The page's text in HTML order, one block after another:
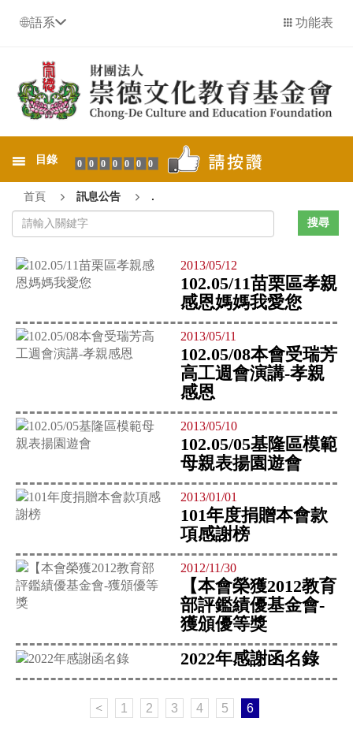
語系 功能表
目錄 0000000
首頁 訊息公告 .
2013/05/12
102.05/11苗栗區孝親
感恩媽媽我愛您
2013/05/11
102.05/08本會受瑞芳
高工週會演講-孝親
感恩
2013/05/10
102.05/05基隆區模範
母親表揚園遊會
2013/01/01
101年度捐贈本會款
項感謝榜
2012/11/30
【本會榮獲2012教育
部評鑑績優基金會-
獲頒優等獎
2022年感謝函名錄
< 1 2 3 4 5 6